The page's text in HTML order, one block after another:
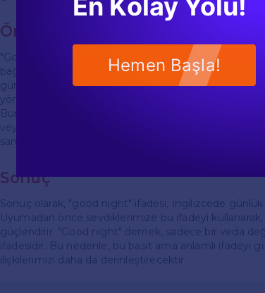
Önemli Noktalar
"Good night" ifadesinin kullanımı, yalnızca kelime
bağları güçlendiren, sevgi ve saygı ifade eden bir
günün yorgunluğunun ardından sevdiklerimize
yönde etkileyebilir.
Bununla birlikte, bu ifadenin kullanılacağı yer ve
veya iş yerlerinde "good night" demek yerine, daha
samimi ilişkilerde bu ifade, sıcak bir iletişim aracı olarak
Sonuç
Sonuç olarak, "good night" ifadesi, İngilizcede günlük
Uyumadan önce sevdiklerimize bu ifadeyi
güçlendirir. "Good night" demek, sadece bir veda
ifadesidir. Bu nedenle, bu basit ama anlamlı ifadeyi
ilişkilerimizi daha da derinleştirecektir.
En Kolay Yolu!
Hemen Başla!